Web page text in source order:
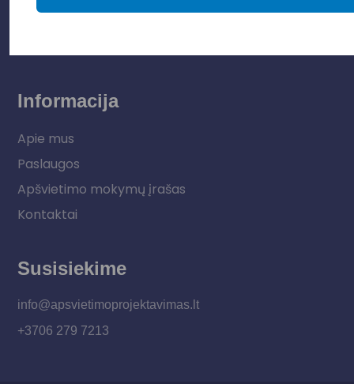
Informacija
Apie mus
Paslaugos
Apšvietimo mokymų įrašas
Kontaktai
Susisiekime
info@apsvietimoprojektavimas.lt
+3706 279 7213